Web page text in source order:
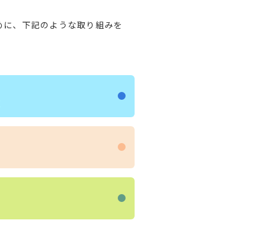
、下記のような取り組みを